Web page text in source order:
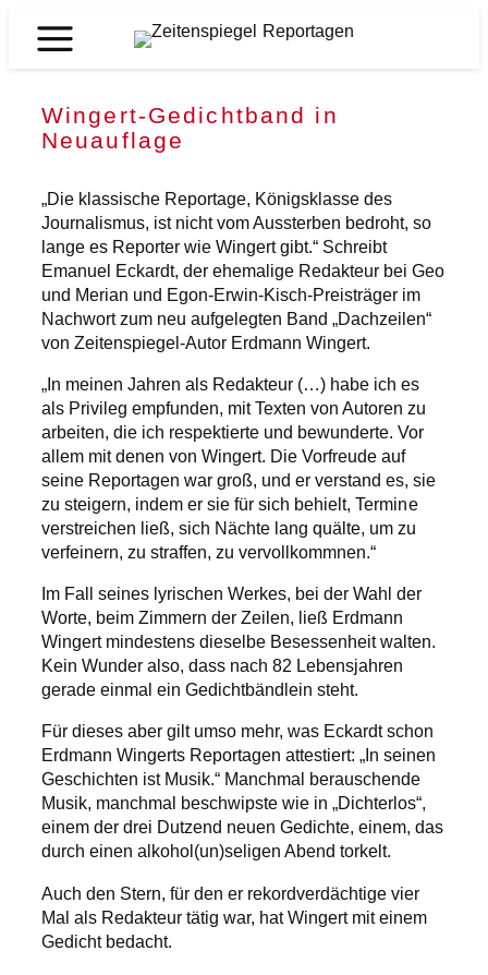
Inhalt
Zeitenspiegel
Wingert-Gedichtband in
Neuauflage
„Die klassische Reportage, Königsklasse des
Journalismus, ist nicht vom Aussterben bedroht, so
lange es Reporter wie Wingert gibt.“ Schreibt
Emanuel Eckardt, der ehemalige Redakteur bei Geo
und Merian und Egon-Erwin-Kisch-Preisträger im
Nachwort zum neu aufgelegten Band „Dachzeilen“
von Zeitenspiegel-Autor Erdmann Wingert.
„In meinen Jahren als Redakteur (…) habe ich es
als Privileg empfunden, mit Texten von Autoren zu
arbeiten, die ich respektierte und bewunderte. Vor
allem mit denen von Wingert. Die Vorfreude auf
seine Reportagen war groß, und er verstand es, sie
zu steigern, indem er sie für sich behielt, Termine
verstreichen ließ, sich Nächte lang quälte, um zu
verfeinern, zu straffen, zu vervollkommnen.“
Im Fall seines lyrischen Werkes, bei der Wahl der
Worte, beim Zimmern der Zeilen, ließ Erdmann
Wingert mindestens dieselbe Besessenheit walten.
Kein Wunder also, dass nach 82 Lebensjahren
gerade einmal ein Gedichtbändlein steht.
Für dieses aber gilt umso mehr, was Eckardt schon
Erdmann Wingerts Reportagen attestiert: „In seinen
Geschichten ist Musik.“ Manchmal berauschende
Musik, manchmal beschwipste wie in „Dichterlos“,
einem der drei Dutzend neuen Gedichte, einem, das
durch einen alkohol(un)seligen Abend torkelt.
Auch den Stern, für den er rekordverdächtige vier
Mal als Redakteur tätig war, hat Wingert mit einem
Gedicht bedacht.